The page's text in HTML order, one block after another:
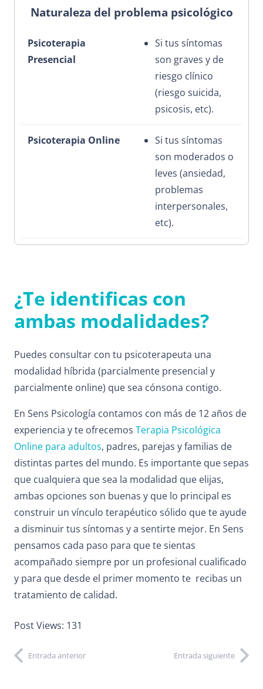
Naturaleza del problema psicológico
Si tus síntomas
son graves y de
riesgo clínico
(riesgo suicida,
psicosis, etc).
Si tus síntomas
son moderados o
leves (ansiedad,
problemas
interpersonales,
etc).
¿Te identificas con
ambas modalidades?
Puedes consultar con tu psicoterapeuta una
modalidad híbrida (parcialmente presencial y
parcialmente online) que sea cónsona contigo.
En Sens Psicología contamos con más de 12 años de
experiencia y te ofrecemos Terapia Psicológica
Online para adultos, padres, parejas y familias de
distintas partes del mundo. Es importante que sepas
que cualquiera que sea la modalidad que elijas,
ambas opciones son buenas y que lo principal es
construir un vínculo terapéutico sólido que te ayude
a disminuir tus síntomas y a sentirte mejor. En Sens
pensamos cada paso para que te sientas
acompañado siempre por un profesional cualificado
y para que desde el primer momento te recibas un
tratamiento de calidad.
Post Views: 131
Entrada anterior Entrada siguiente